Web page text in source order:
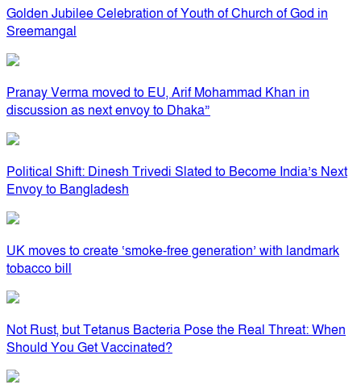
Golden Jubilee Celebration of Youth of Church of God in
Sreemangal
Pranay Verma moved to EU, Arif Mohammad Khan in
discussion as next envoy to Dhaka”
Political Shift: Dinesh Trivedi Slated to Become India’s Next
Envoy to Bangladesh
UK moves to create ‘smoke-free generation’ with landmark
tobacco bill
Not Rust, but Tetanus Bacteria Pose the Real Threat: When
Should You Get Vaccinated?